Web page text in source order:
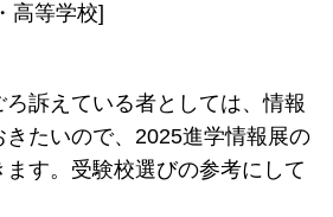
高等学校]
訴えている者としては、情報
きたいので、2025進学情報展の
す。受験校選びの参考にして